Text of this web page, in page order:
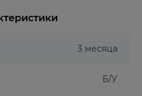
3 месяца
Б/У